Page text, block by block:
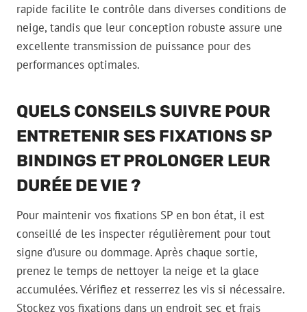
rapide facilite le contrôle dans diverses conditions de
neige, tandis que leur conception robuste assure une
excellente transmission de puissance pour des
performances optimales.
QUELS CONSEILS SUIVRE POUR
ENTRETENIR SES FIXATIONS SP
BINDINGS ET PROLONGER LEUR
DURÉE DE VIE ?
Pour maintenir vos fixations SP en bon état, il est
conseillé de les inspecter régulièrement pour tout
signe d’usure ou dommage. Après chaque sortie,
prenez le temps de nettoyer la neige et la glace
accumulées. Vérifiez et resserrez les vis si nécessaire.
Stockez vos fixations dans un endroit sec et frais